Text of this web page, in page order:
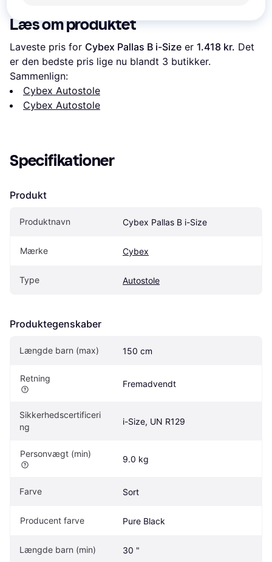
Læs om produktet
Laveste pris for Cybex Pallas B i-Size er 1.418 kr. Det
er den bedste pris lige nu blandt 3 butikker.
Sammenlign:
Cybex Autostole
Cybex Autostole
Specifikationer
Produkt
Produktnavn Cybex Pallas B i-Size
Mærke Cybex
Type Autostole
Produktegenskaber
Længde barn (max) 150 cm
Retning
Fremadvendt
Sikkerhedscertificeri
ng
i-Size, UN R129
Personvægt (min)
9.0 kg
Farve Sort
Producent farve Pure Black
Længde barn (min) 30 "